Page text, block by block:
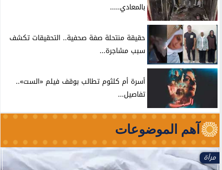
بالمعادي.....
حقيقة منتحلة صفة صحفية.. التحقيقات تكشف
سبب مشاجرة...
أسرة أم كلثوم تطالب بوقف فيلم «الست»..
تفاصيل...
آهم الموضوعات
مرأة